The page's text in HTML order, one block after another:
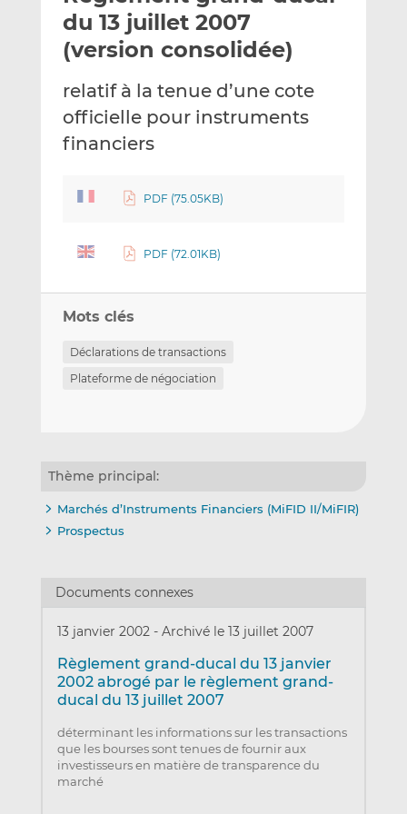
e
r
p
r
e
l
g
e
r
u
r
k
g
e
r
u
r
e
du 13 juillet 2007
(version consolidée)
relatif à la tenue d’une cote
officielle pour instruments
financiers
PDF (75.05KB)
PDF (72.01KB)
Mots clés
Déclarations de transactions
Plateforme de négociation
Thème principal:
Marchés d’Instruments Financiers (MiFID II/MiFIR)
Prospectus
Documents connexes
13 janvier 2002 - Archivé le 13 juillet 2007
Règlement grand-ducal du 13 janvier
2002 abrogé par le règlement grand-
ducal du 13 juillet 2007
déterminant les informations sur les transactions
que les bourses sont tenues de fournir aux
investisseurs en matière de transparence du
marché